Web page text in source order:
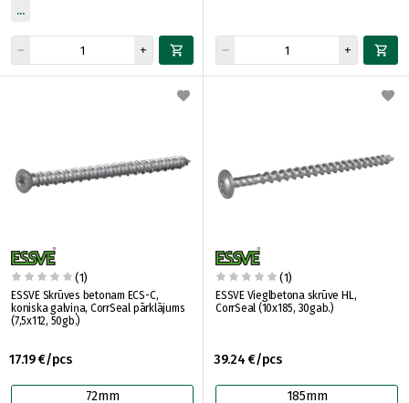
(1)
ESSVE Skrūves betonam ECS-C,
koniska galviņa, CorrSeal pārklājums
(7,5x112, 50gb.)
17.19 €/pcs
72mm
(1)
ESSVE Vieglbetona skrūve HL,
CorrSeal (10x185, 30gab.)
39.24 €/pcs
185mm